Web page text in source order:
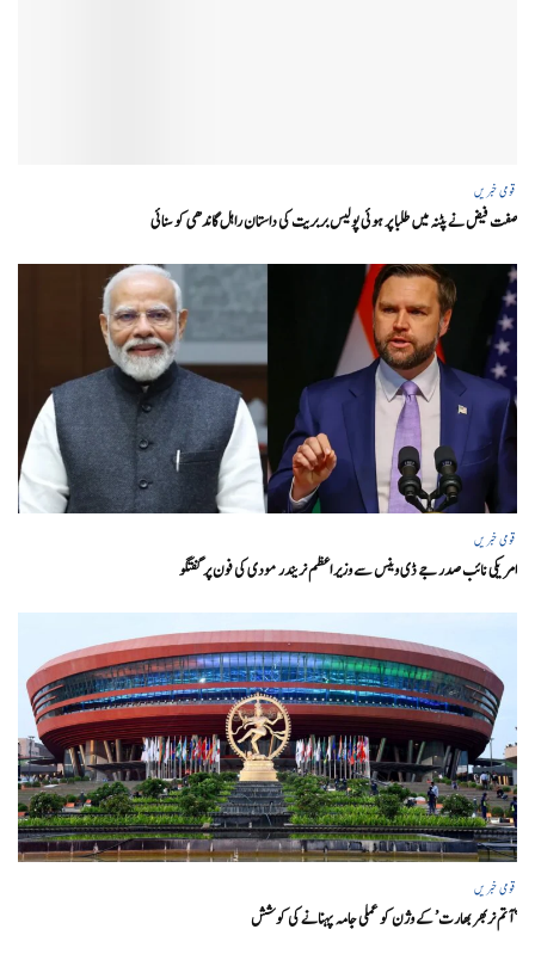
قومی خبریں
صفت فیض نے پٹنہ میں طلبا پر ہوئی پولیس بربریت کی داستان راہل گاندھی کو سنائی
قومی خبریں
امریکی نائب صدر جے ڈی وینس سے وزیر اعظم نریندر مودی کی فون پر گفتگو
قومی خبریں
‘ آتم نربھر بھارت’ کے وژن کو عملی جامہ پہنانے کی کوشش